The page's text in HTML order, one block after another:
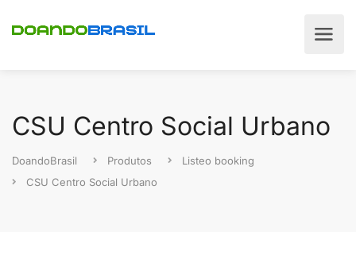
CSU Centro Social Urbano
DoandoBrasil Produtos
Listeo booking
CSU Centro Social Urbano